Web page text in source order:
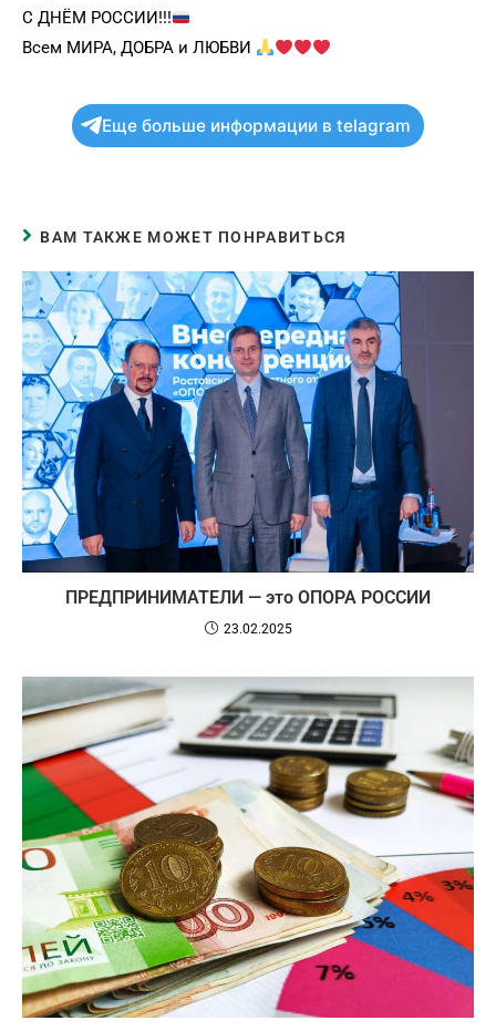
С ДНЁМ РОССИИ!!!
Всем МИРА, ДОБРА и ЛЮБВИ
Еще больше информации в telagram
ВАМ ТАКЖЕ МОЖЕТ ПОНРАВИТЬСЯ
ПРЕДПРИНИМАТЕЛИ — это ОПОРА РОССИИ
23.02.2025